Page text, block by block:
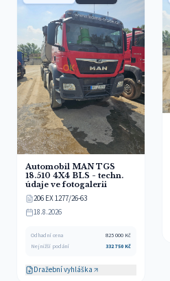
Automobil MAN TGS
18.510 4X4 BLS - techn.
údaje ve fotogalerii
206 EX 1277/26-63
18.8.2026
Odhadní cena 825 000 Kč
Nejnižší podání
332 750Kč
Dražební vyhláška